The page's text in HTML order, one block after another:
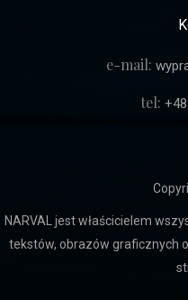
e-mail:
tel:
NARVAL jest właścicielem
tekstów, obrazów graficznych